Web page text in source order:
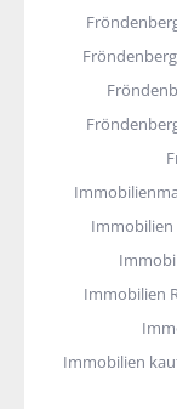
Immobilien
Immobilien